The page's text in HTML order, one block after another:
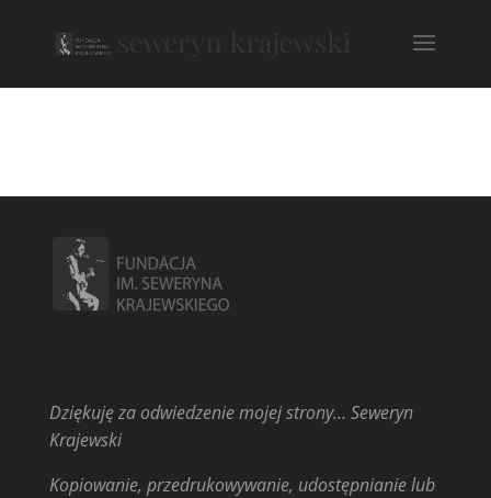
Dziękuję za odwiedzenie mojej strony… Seweryn
Krajewski
Kopiowanie, przedrukowywanie, udostępnianie lub